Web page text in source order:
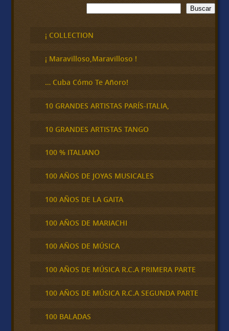
B
u
c
a
Buscar
¡ COLLECTION
¡ Maravilloso,Maravilloso !
… Cuba Cómo Te Añoro!
10 GRANDES ARTISTAS PARÍS-ITALIA,
10 GRANDES ARTISTAS TANGO
100 % ITALIANO
100 AÑOS DE JOYAS MUSICALES
100 AÑOS DE LA GAITA
100 AÑOS DE MARIACHI
100 AÑOS DE MÚSICA
100 AÑOS DE MÚSICA R.C.A PRIMERA PARTE
100 AÑOS DE MÚSICA R.C.A SEGUNDA PARTE
100 BALADAS